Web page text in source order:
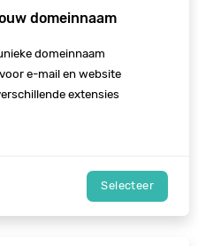
domeinnaam
domeinnaam
e-mail en website
extensies
Selecteer